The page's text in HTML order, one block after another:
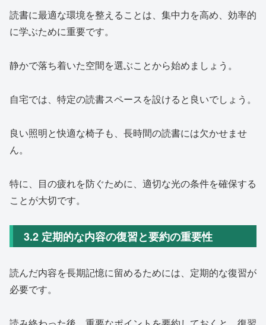
読書に最適な環境を整えることは、集中力を高め、効率的
に学ぶために重要です。
静かで落ち着いた空間を選ぶことから始めましょう。
自宅では、特定の読書スペースを設けると良いでしょう。
良い照明と快適な椅子も、長時間の読書には欠かせませ
ん。
特に、目の疲れを防ぐために、適切な光の条件を確保する
ことが大切です。
3.2 定期的な内容の復習と要約の重要性
読んだ内容を長期記憶に留めるためには、定期的な復習が
必要です。